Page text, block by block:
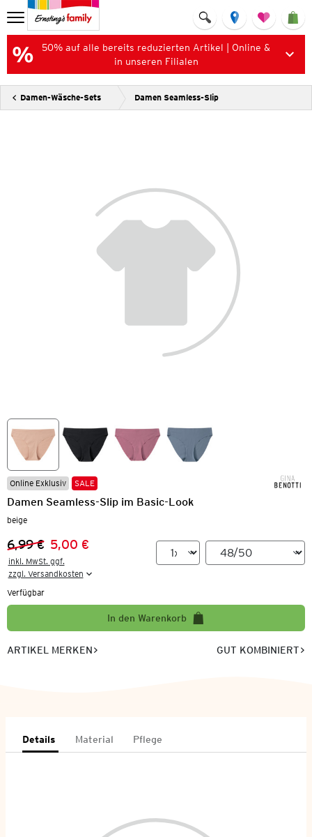
50% auf alle bereits reduzierten Artikel | Online &
in unseren Filialen
Damen-Wäsche-Sets Damen Seamless-Slip
Online Exklusiv SALE
Damen Seamless-Slip im Basic-Look
beige
Vorheriger Preis:
6,99 €
Neuer Preis:
5,00 €
inkl. MwSt. ggf.
zzgl. Versandkosten
Verfügbar
In den Warenkorb
ARTIKEL MERKEN GUT KOMBINIERT
Details Material Pflege